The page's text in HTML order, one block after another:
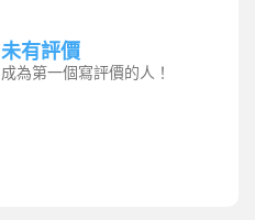
未有評價
成為第一個寫評價的人！